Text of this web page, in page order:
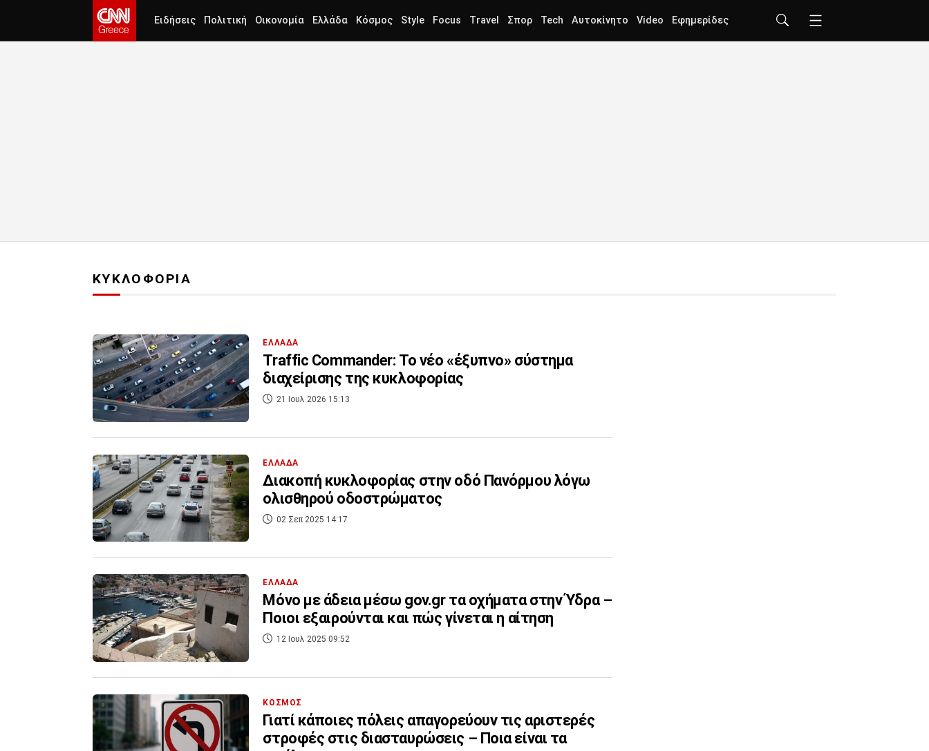
Ειδήσεις Πολιτική Οικονομία Ελλάδα Κόσμος Style Focus Travel Σπορ Tech Αυτοκίνητο Video Εφημερίδες
ΚΥΚΛΟΦΟΡΙΑ
ΕΛΛΑΔΑ
Traffic Commander: Το νέο «έξυπνο» σύστημα
διαχείρισης της κυκλοφορίας
21 Ιουλ 2026 15:13
ΕΛΛΑΔΑ
Διακοπή κυκλοφορίας στην οδό Πανόρμου λόγω
ολισθηρού οδοστρώματος
02 Σεπ 2025 14:17
ΕΛΛΑΔΑ
Μόνο με άδεια μέσω gov.gr τα οχήματα στην Ύδρα –
Ποιοι εξαιρούνται και πώς γίνεται η αίτηση
12 Ιουλ 2025 09:52
ΚΟΣΜΟΣ
Γιατί κάποιες πόλεις απαγορεύουν τις αριστερές
στροφές στις διασταυρώσεις – Ποια είναι τα